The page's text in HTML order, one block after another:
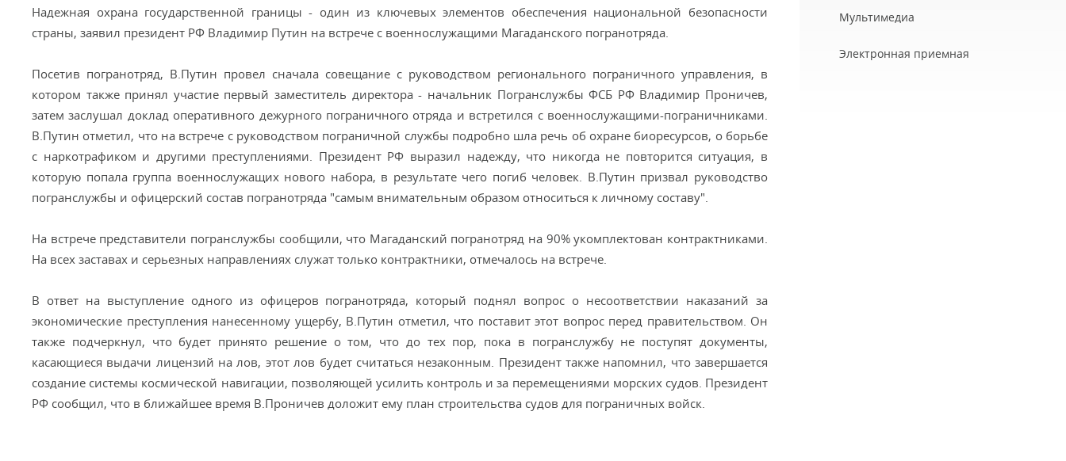
Надежная охрана государственной границы - один из ключевых элементов обеспечения национальной безопасности
страны, заявил президент РФ Владимир Путин на встрече с военнослужащими Магаданского погранотряда.
Посетив погранотряд, В.Путин провел сначала совещание с руководством регионального пограничного управления, в
котором также принял участие первый заместитель директора - начальник Погранслужбы ФСБ РФ Владимир Проничев,
затем заслушал доклад оперативного дежурного пограничного отряда и встретился с военнослужащими-пограничниками.
В.Путин отметил, что на встрече с руководством пограничной службы подробно шла речь об охране биоресурсов, о борьбе
с наркотрафиком и другими преступлениями. Президент РФ выразил надежду, что никогда не повторится ситуация, в
которую попала группа военнослужащих нового набора, в результате чего погиб человек. В.Путин призвал руководство
погранслужбы и офицерский состав погранотряда "самым внимательным образом относиться к личному составу".
На встрече представители погранслужбы сообщили, что Магаданский погранотряд на 90% укомплектован контрактниками.
На всех заставах и серьезных направлениях служат только контрактники, отмечалось на встрече.
В ответ на выступление одного из офицеров погранотряда, который поднял вопрос о несоответствии наказаний за
экономические преступления нанесенному ущербу, В.Путин отметил, что поставит этот вопрос перед правительством. Он
также подчеркнул, что будет принято решение о том, что до тех пор, пока в погранслужбу не поступят документы,
касающиеся выдачи лицензий на лов, этот лов будет считаться незаконным. Президент также напомнил, что завершается
создание системы космической навигации, позволяющей усилить контроль и за перемещениями морских судов. Президент
РФ сообщил, что в ближайшее время В.Проничев доложит ему план строительства судов для пограничных войск.
Мультимедиа
Электронная приемная